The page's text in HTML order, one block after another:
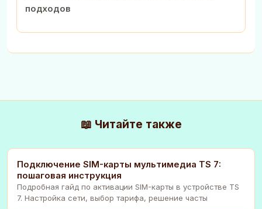
подходов
📖 Читайте также
Подключение SIM-карты мультимедиа TS 7:
пошаговая инструкция
Подробная гайд по активации SIM-карты в устройстве TS
7. Настройка сети, выбор тарифа, решение часты